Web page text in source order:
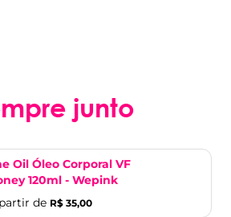
junto
Oil Óleo Corporal VF
120ml - Wepink
de R$ 35,00